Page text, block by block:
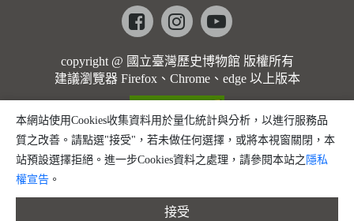
Facebookinstagramyoutube
copyright @ 國立臺灣歷史博物館 版權所有
建議瀏覽器 Firefox、Chrome、edge 以上版本
本網站使用Cookies收集資料用於量化統計與分析，以進行服務品
質之改善。請點選"接受"，若未做任何選擇，或將本視窗關閉，本
站預設選擇拒絕。進一步Cookies資料之處理，請參閱本站之 隱私
權宣告 。
接受